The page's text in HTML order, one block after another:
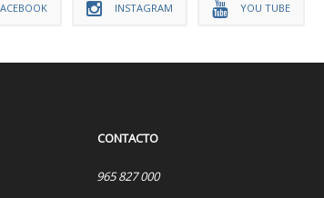
INSTAGRAM YOU TUBE
CONTACTO
965 827 000